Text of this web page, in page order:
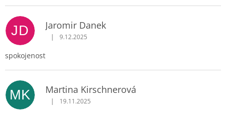
JD Jaromir Danek
Hodnocení obchodu je 5 z 5 hvězdiček.
| 9.12.2025
spokojenost
MK Martina Kirschnerová
Hodnocení obchodu je 5 z 5 hvězdiček.
| 19.11.2025